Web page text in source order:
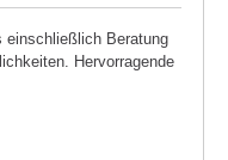
einschließlich Beratung
Hervorragende